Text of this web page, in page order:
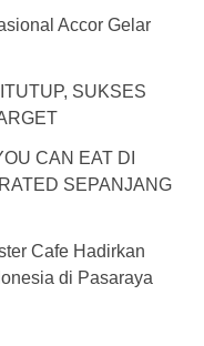
Accor Gelar
SUKSES
CAN EAT DI
SEPANJANG
Cafe Hadirkan
di Pasaraya